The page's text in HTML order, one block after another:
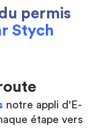
permis
Stych
notre appli d'E-
étape vers